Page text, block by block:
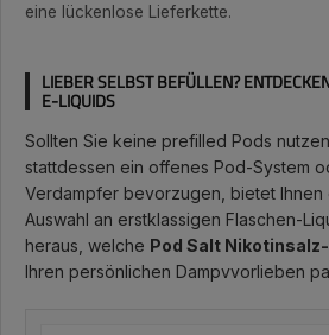
eine lückenlose Lieferkette.
LIEBER SELBST BEFÜLLEN?
E-LIQUIDS
Sollten Sie keine prefilled Pods
stattdessen ein offenes Pod-System
Verdampfer bevorzugen, bietet
Auswahl an erstklassigen Flaschen-
heraus, welche Pod Salt
Ihren persönlichen Dampvvorlieben